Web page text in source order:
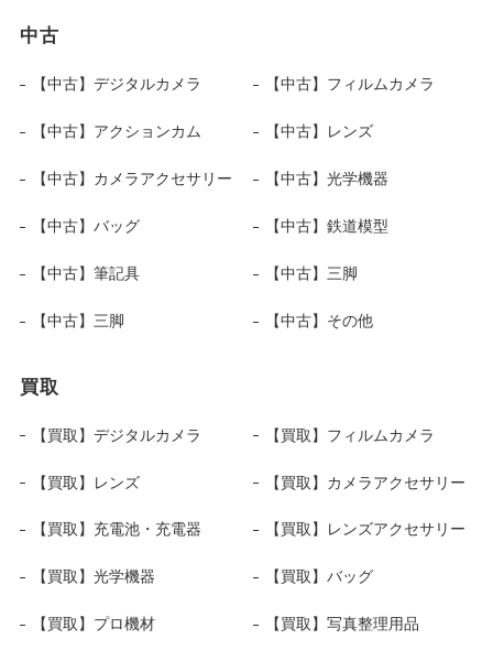
中古
【中古】デジタルカメラ 【中古】フィルムカメラ
【中古】アクションカム 【中古】レンズ
【中古】カメラアクセサリー 【中古】光学機器
【中古】バッグ 【中古】鉄道模型
【中古】筆記具 【中古】三脚
【中古】三脚 【中古】その他
買取
【買取】デジタルカメラ 【買取】フィルムカメラ
【買取】レンズ 【買取】カメラアクセサリー
【買取】充電池・充電器 【買取】レンズアクセサリー
【買取】光学機器 【買取】バッグ
【買取】プロ機材 【買取】写真整理用品